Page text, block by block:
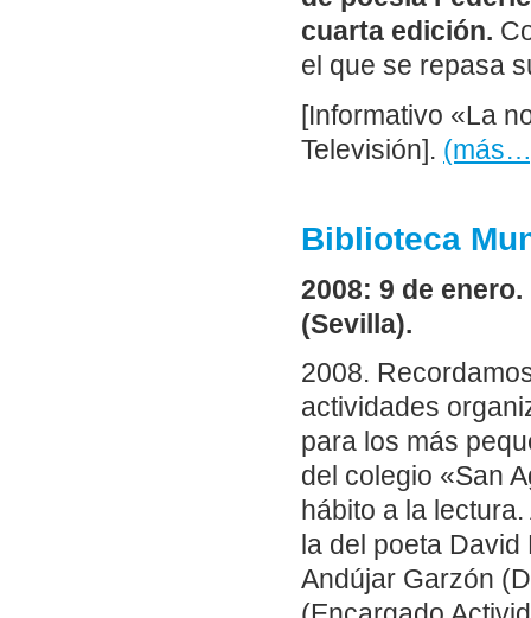
cuarta edición.
el que se repasa
[Informativo «La
Televisión].
Biblioteca
2008: 9 de
(Sevilla).
2008.
actividades
para los más
del colegio «San
hábito a la
la del poeta
Andújar Garzón